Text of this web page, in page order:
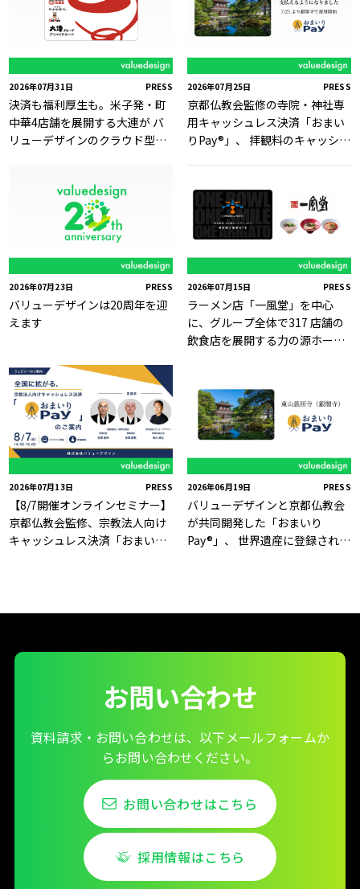
2026年07月31日 PRESS
決済も福利厚生も。米子発・町
中華4店舗を展開する大連が バ
リューデザインのクラウド型独
2026年07月25日 PRESS
京都仏教会監修の寺院・神社専
用キャッシュレス決済「おまい
りPay®」、 拝観料のキャッシュ
2026年07月23日 PRESS
バリューデザインは20周年を迎
えます
2026年07月15日 PRESS
ラーメン店「一風堂」を中心
に、グループ全体で317 店舗の
飲食店を展開する力の源ホール
2026年07月13日 PRESS
【8/7開催オンラインセミナー】
京都仏教会監修、宗教法人向け
キャッシュレス決済「おまいり
2026年06月19日 PRESS
バリューデザインと京都仏教会
が共同開発した「おまいり
Pay®」、 世界遺産に登録された
お問い合わせ
資料請求・お問い合わせは、以下メールフォームか
らお問い合わせください。
お問い合わせはこちら
採用情報はこちら